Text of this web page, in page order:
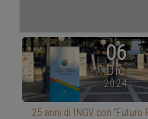
06
Dic
2024
25 anni di INGV con “Futuro